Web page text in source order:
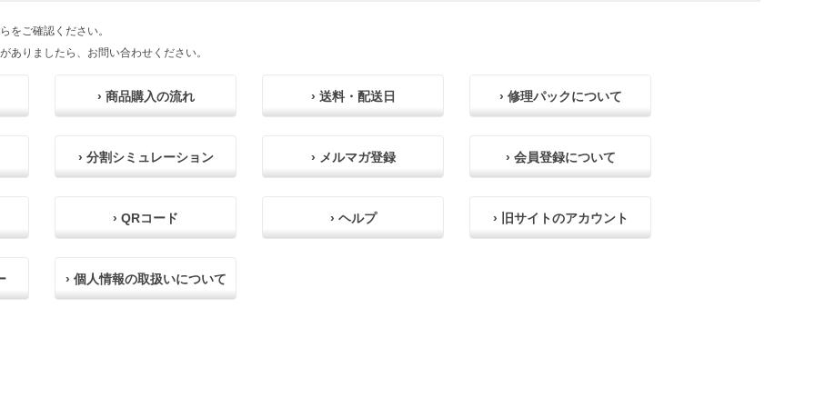
をご確認ください。
ありましたら、お問い合わせください。
› 商品購入の流れ › 送料・配送日 › 修理パックについて
› 分割シミュレーション › メルマガ登録 › 会員登録について
› QRコード › ヘルプ › 旧サイトのアカウント
› 個人情報の取扱いについて